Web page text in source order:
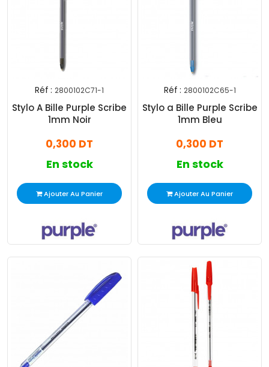
Réf : 2800102C71-1
Stylo A Bille Purple Scribe
1mm Noir
0,300 DT
En stock
Ajouter Au Panier
Réf : 2800102C65-1
Stylo a Bille Purple Scribe
1mm Bleu
0,300 DT
En stock
Ajouter Au Panier